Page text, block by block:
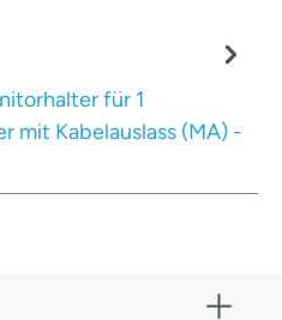
für 1
mit Kabelauslass (MA) -